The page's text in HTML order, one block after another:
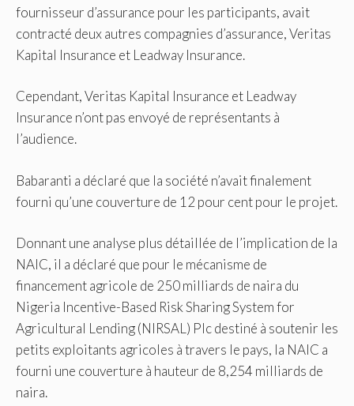
fournisseur d’assurance pour les participants, avait
contracté deux autres compagnies d’assurance, Veritas
Kapital Insurance et Leadway Insurance.
Cependant, Veritas Kapital Insurance et Leadway
Insurance n’ont pas envoyé de représentants à
l’audience.
Babaranti a déclaré que la société n’avait finalement
fourni qu’une couverture de 12 pour cent pour le projet.
Donnant une analyse plus détaillée de l’implication de la
NAIC, il a déclaré que pour le mécanisme de
financement agricole de 250 milliards de naira du
Nigeria Incentive-Based Risk Sharing System for
Agricultural Lending (NIRSAL) Plc destiné à soutenir les
petits exploitants agricoles à travers le pays, la NAIC a
fourni une couverture à hauteur de 8,254 milliards de
naira.